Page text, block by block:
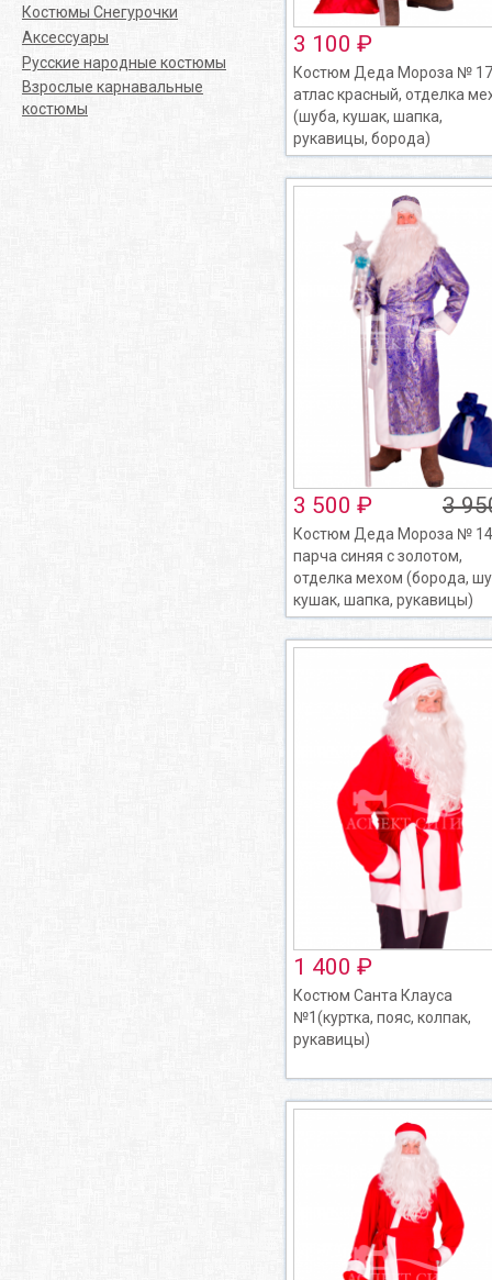
Костюмы Снегурочки
Аксессуары
Русские народные костюмы
Взрослые карнавальные
костюмы
3 100 ₽
Костюм Деда Мороза №
атлас красный, отделка
(шуба, кушак, шапка,
рукавицы, борода)
3 500 ₽ 3
Костюм Деда Мороза №
парча синяя с золотом,
отделка мехом (борода,
кушак, шапка, рукавицы)
1 400 ₽
Костюм Санта Клауса
№1(куртка, пояс, колпак,
рукавицы)